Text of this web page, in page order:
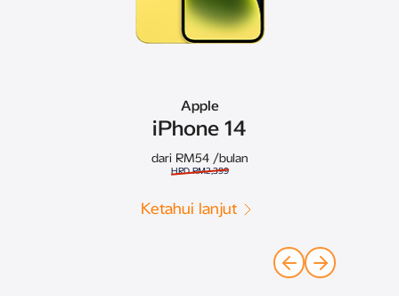
Apple
iPhone 14
dari RM54 /bulan
HRD RM2,399
Ketahui lanjut